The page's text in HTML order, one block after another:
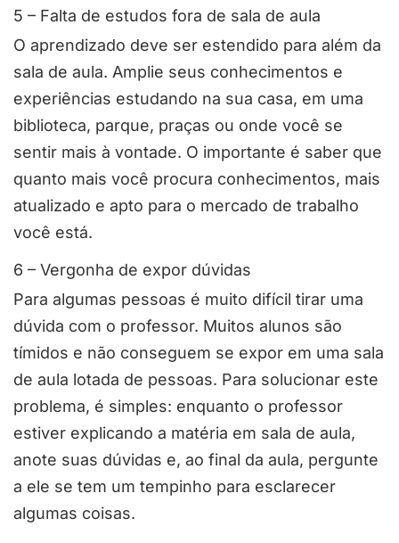
5 – Falta de estudos fora de sala de aula
O aprendizado deve ser estendido para além da
sala de aula. Amplie seus conhecimentos e
experiências estudando na sua casa, em uma
biblioteca, parque, praças ou onde você se
sentir mais à vontade. O importante é saber que
quanto mais você procura conhecimentos, mais
atualizado e apto para o mercado de trabalho
você está.
6 – Vergonha de expor dúvidas
Para algumas pessoas é muito difícil tirar uma
dúvida com o professor. Muitos alunos são
tímidos e não conseguem se expor em uma sala
de aula lotada de pessoas. Para solucionar este
problema, é simples: enquanto o professor
estiver explicando a matéria em sala de aula,
anote suas dúvidas e, ao final da aula, pergunte
a ele se tem um tempinho para esclarecer
algumas coisas.